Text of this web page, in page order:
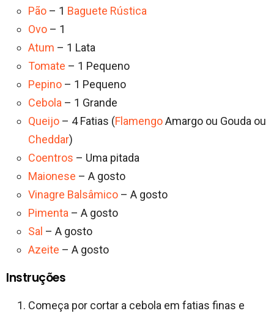
Pão – 1 Baguete Rústica
Ovo – 1
Atum – 1 Lata
Tomate – 1 Pequeno
Pepino – 1 Pequeno
Cebola – 1 Grande
Queijo – 4 Fatias (FlamengoAmargo ou Gouda ou
Cheddar)
Coentros – Uma pitada
Maionese – A gosto
Vinagre Balsâmico – A gosto
Pimenta – A gosto
Sal – A gosto
Azeite – A gosto
Instruções
Começa por cortar a cebola em fatias finas e